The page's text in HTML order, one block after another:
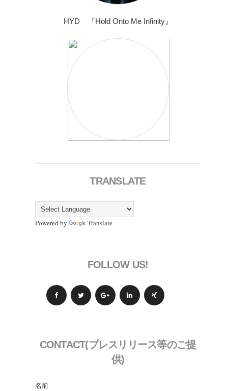
HYD 『Hold Onto Me Infinity』
TRANSLATE
Powered by Translate
FOLLOW US!
CONTACT(プレスリリース等のご提
供)
名前